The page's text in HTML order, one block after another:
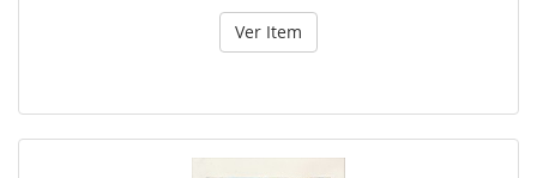
Ver Item